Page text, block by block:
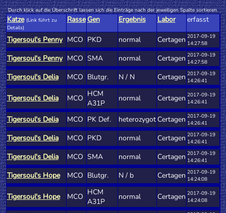
Durch klick auf die Überschrift lassen sich die Einträge nach der jeweiligen Spalte sortieren.
Katze (Link führt zu
Details)
Rasse Gen Ergebnis Labor erfasst
Tigersoul's Penny MCO PKD normal Certagen 2017-09-19
14:27:58
Tigersoul's Penny MCO SMA normal Certagen 2017-09-19
14:27:58
Tigersoul's Delia MCO Blutgr. N / N Certagen 2017-09-19
14:26:41
Tigersoul's Delia MCO HCM
A31P
normal Certagen 2017-09-19
14:26:41
Tigersoul's Delia MCO PK Def. heterozygot Certagen 2017-09-19
14:26:41
Tigersoul's Delia MCO PKD normal Certagen 2017-09-19
14:26:41
Tigersoul's Delia MCO SMA normal Certagen 2017-09-19
14:26:41
Tigersoul's Hope MCO Blutgr. N / b Certagen 2017-09-19
14:24:08
Tigersoul's Hope MCO HCM
A31P
normal Certagen 2017-09-19
14:24:08